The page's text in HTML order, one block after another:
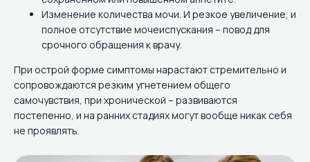
Изменение количества мочи. И резкое увеличение, и
полное отсутствие мочеиспускания – повод для
срочного обращения к врачу.
При острой форме симптомы нарастают стремительно и
сопровождаются резким угнетением общего
самочувствия, при хронической – развиваются
постепенно, и на ранних стадиях могут вообще никак себя
не проявлять.